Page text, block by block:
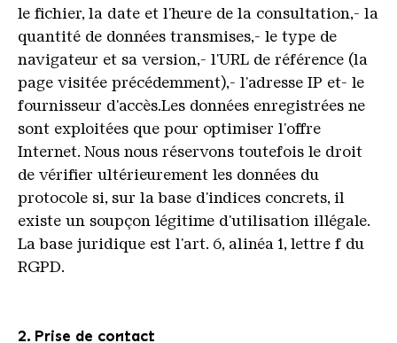
le fichier, la date et l'heure de la consultation,- la
quantité de données transmises,- le type de
navigateur et sa version,- l'URL de référence (la
page visitée précédemment),- l'adresse IP et- le
fournisseur d'accès.Les données enregistrées ne
sont exploitées que pour optimiser l'offre
Internet. Nous nous réservons toutefois le droit
de vérifier ultérieurement les données du
protocole si, sur la base d'indices concrets, il
existe un soupçon légitime d'utilisation illégale.
La base juridique est l'art. 6, alinéa 1, lettre f du
RGPD.
2. Prise de contact